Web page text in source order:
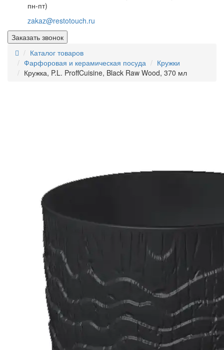
пн-пт)
zakaz@restotouch.ru
Заказать звонок
Каталог товаров
Фарфоровая и керамическая посуда
Кружки
Кружка, P.L. ProffCuisine, Black Raw Wood, 370 мл